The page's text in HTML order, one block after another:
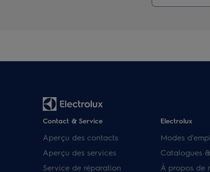
Contact & Service
Aperçu des contacts
Aperçu des services
Service de réparation
Electrolux
Modes
Catalogues
À propos de